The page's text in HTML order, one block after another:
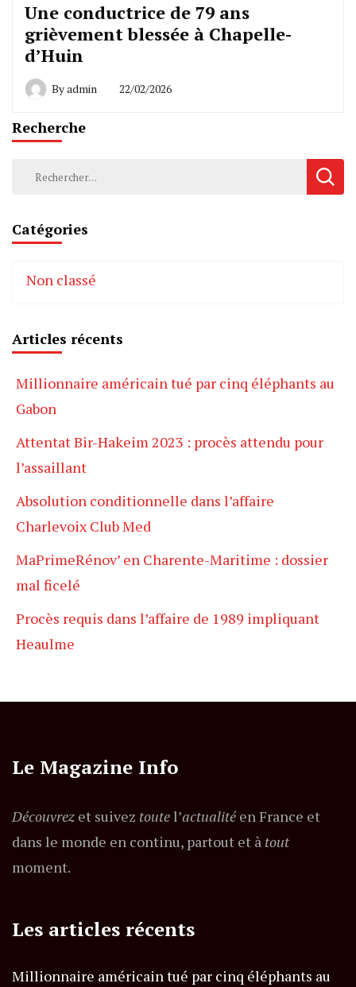
Une conductrice de 79 ans
grièvement blessée à Chapelle-
d’Huin
Byadmin 22/02/2026
Recherche
Rechercher :
Catégories
Non classé
Articles récents
Millionnaire américain tué par cinq éléphants au
Gabon
Attentat Bir-Hakeim 2023 : procès attendu pour
l’assaillant
Absolution conditionnelle dans l’affaire
Charlevoix Club Med
MaPrimeRénov’ en Charente-Maritime : dossier
mal ficelé
Procès requis dans l’affaire de 1989 impliquant
Heaulme
Le Magazine Info
Découvrez et suivez toutel’actualitéen France et
dans le monde en continu, partout et à tout
moment.
Les articles récents
Millionnaire américain tué par cinq éléphants au